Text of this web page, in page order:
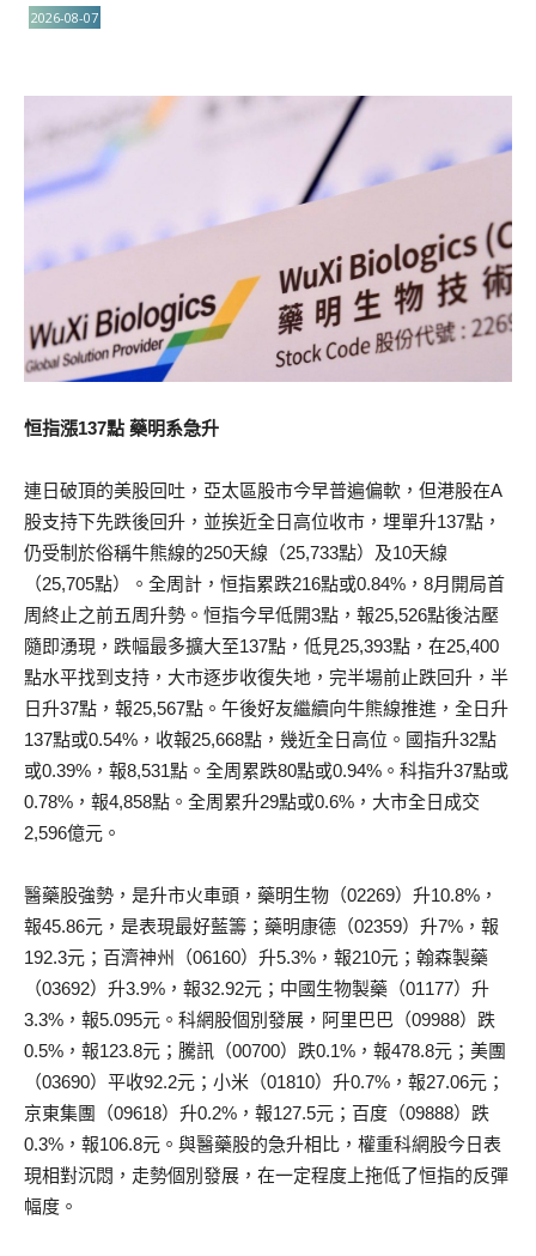
2026-08-07
恒指漲137點 藥明系急升
連日破頂的美股回吐，亞太區股市今早普遍偏軟，但港股在A
股支持下先跌後回升，並挨近全日高位收市，埋單升137點，
仍受制於俗稱牛熊線的250天線（25,733點）及10天線
（25,705點）。全周計，恒指累跌216點或0.84%，8月開局首
周終止之前五周升勢。恒指今早低開3點，報25,526點後沽壓
隨即湧現，跌幅最多擴大至137點，低見25,393點，在25,400
點水平找到支持，大市逐步收復失地，完半場前止跌回升，半
日升37點，報25,567點。午後好友繼續向牛熊線推進，全日升
137點或0.54%，收報25,668點，幾近全日高位。國指升32點
或0.39%，報8,531點。全周累跌80點或0.94%。科指升37點或
0.78%，報4,858點。全周累升29點或0.6%，大市全日成交
2,596億元。
醫藥股強勢，是升市火車頭，藥明生物（02269）升10.8%，
報45.86元，是表現最好藍籌；藥明康德（02359）升7%，報
192.3元；百濟神州（06160）升5.3%，報210元；翰森製藥
（03692）升3.9%，報32.92元；中國生物製藥（01177）升
3.3%，報5.095元。科網股個別發展，阿里巴巴（09988）跌
0.5%，報123.8元；騰訊（00700）跌0.1%，報478.8元；美團
（03690）平收92.2元；小米（01810）升0.7%，報27.06元；
京東集團（09618）升0.2%，報127.5元；百度（09888）跌
0.3%，報106.8元。與醫藥股的急升相比，權重科網股今日表
現相對沉悶，走勢個別發展，在一定程度上拖低了恒指的反彈
幅度。